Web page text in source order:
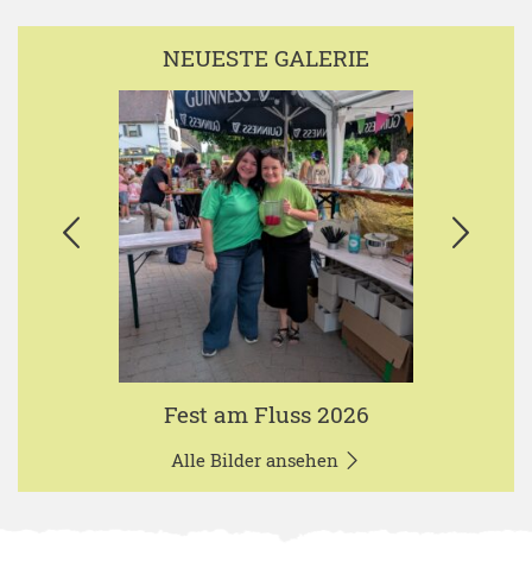
NEUESTE GALERIE
Fest am Fluss 2026
Alle Bilder ansehen